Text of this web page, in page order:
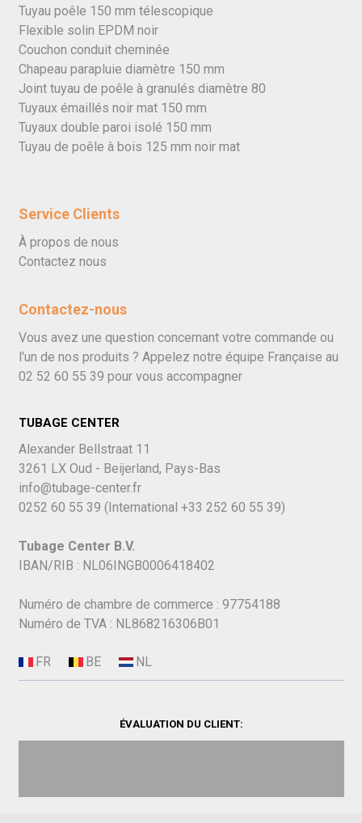
Tuyau poêle 150 mm télescopique
Flexible solin EPDM noir
Couchon conduit cheminée
Chapeau parapluie diamètre 150 mm
Joint tuyau de poêle à granulés diamètre 80
Tuyaux émaillés noir mat 150 mm
Tuyaux double paroi isolé 150 mm
Tuyau de poêle à bois 125 mm noir mat
Service Clients
À propos de nous
Contactez nous
Contactez-nous
Vous avez une question concernant votre commande ou
l'un de nos produits ? Appelez notre équipe Française au
02 52 60 55 39 pour vous accompagner
TUBAGE CENTER
Alexander Bellstraat 11
3261 LX Oud - Beijerland, Pays-Bas
info@tubage-center.fr
0252 60 55 39 (International +33 252 60 55 39)
Tubage Center B.V.
IBAN/RIB : NL06INGB0006418402
Numéro de chambre de commerce : 97754188
Numéro de TVA : NL868216306B01
ÉVALUATION DU CLIENT: